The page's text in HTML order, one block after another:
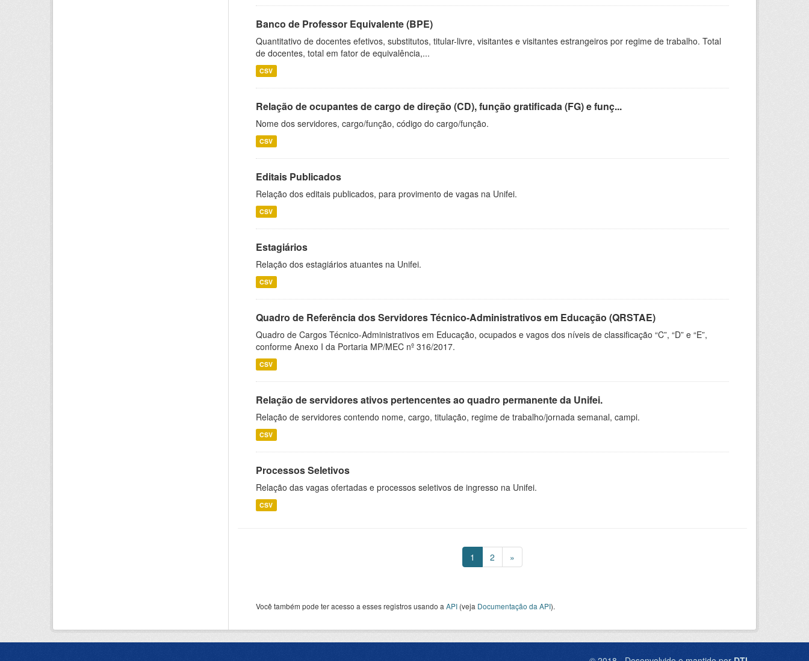
Banco de Professor Equivalente (BPE)
Quantitativo de docentes efetivos, substitutos, titular-livre, visitantes e visitantes estrangeiros por regime de trabalho. Total
de docentes, total em fator de equivalência,...
CSV
Relação de ocupantes de cargo de direção (CD), função gratificada (FG) e funç...
Nome dos servidores, cargo/função, código do cargo/função.
CSV
Editais Publicados
Relação dos editais publicados, para provimento de vagas na Unifei.
CSV
Estagiários
Relação dos estagiários atuantes na Unifei.
CSV
Quadro de Referência dos Servidores Técnico-Administrativos em Educação (QRSTAE)
Quadro de Cargos Técnico-Administrativos em Educação, ocupados e vagos dos níveis de classificação “C”, “D” e “E”,
conforme Anexo I da Portaria MP/MEC nº 316/2017.
CSV
Relação de servidores ativos pertencentes ao quadro permanente da Unifei.
Relação de servidores contendo nome, cargo, titulação, regime de trabalho/jornada semanal, campi.
CSV
Processos Seletivos
Relação das vagas ofertadas e processos seletivos de ingresso na Unifei.
CSV
1 2 »
Você também pode ter acesso a esses registros usando a API (veja Documentação da API).